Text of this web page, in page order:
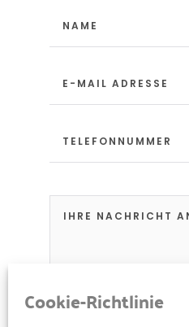
Cookie-Richtlinie